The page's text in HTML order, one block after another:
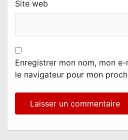
Site web
Enregistrer mon nom, mon
le navigateur pour mon